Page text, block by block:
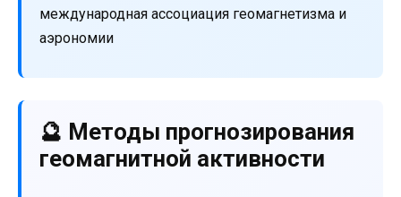
международная ассоциация геомагнетизма и
аэрономии
🔮 Методы прогнозирования
геомагнитной активности